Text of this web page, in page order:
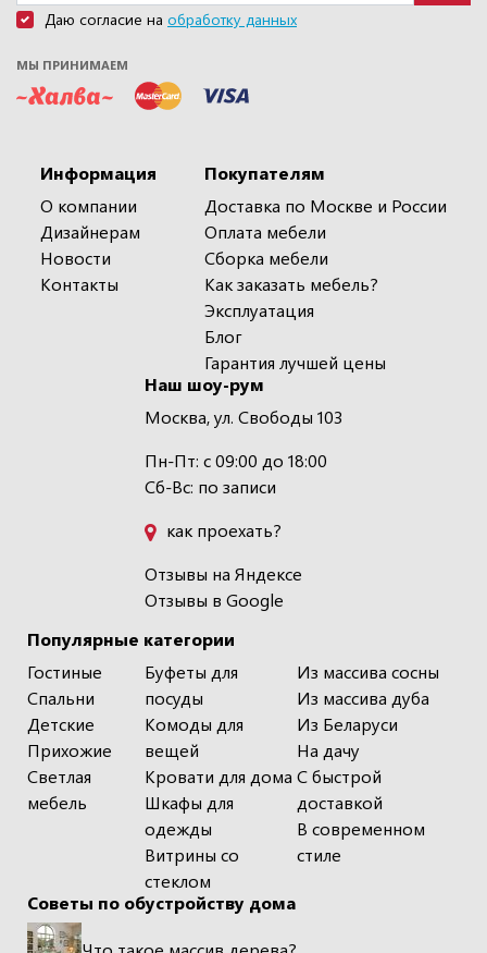
Даю согласие на обработку данных
МЫ ПРИНИМАЕМ
Информация
О компании
Дизайнерам
Новости
Контакты
Популярные категории
Гостиные
Спальни
Детские
Прихожие
Светлая
мебель
Буфеты для
посуды
Комоды для
вещей
Кровати для дома
Шкафы для
одежды
Витрины со
стеклом
Из массива сосны
Из массива дуба
Из Беларуси
На дачу
С быстрой
доставкой
В современном
стиле
Покупателям
Доставка по Москве и России
Оплата мебели
Сборка мебели
Как заказать мебель?
Эксплуатация
Блог
Гарантия лучшей цены
Наш шоу-рум
Москва, ул. Свободы 103
Пн-Пт: с 09:00 до 18:00
Сб-Вс: по записи
как проехать?
Отзывы на Яндексе
Отзывы в Google
Советы по обустройству дома